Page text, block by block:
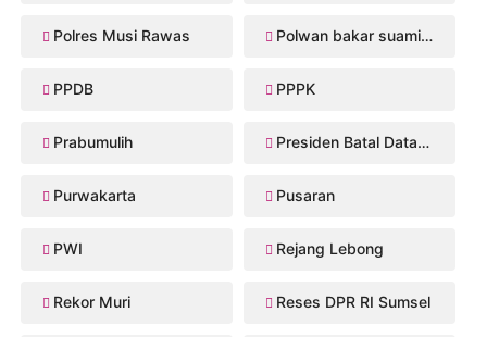
Polres Musi Rawas Polwan bakar suaminya
PPDB PPPK
Prabumulih Presiden Batal Datang
Purwakarta Pusaran
PWI Rejang Lebong
Rekor Muri Reses DPR RI Sumsel